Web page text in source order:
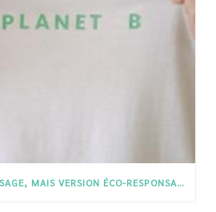
OUI AU T-SHIRT À MESSAGE, MAIS VERSION ÉCO-RESPONSABLE !